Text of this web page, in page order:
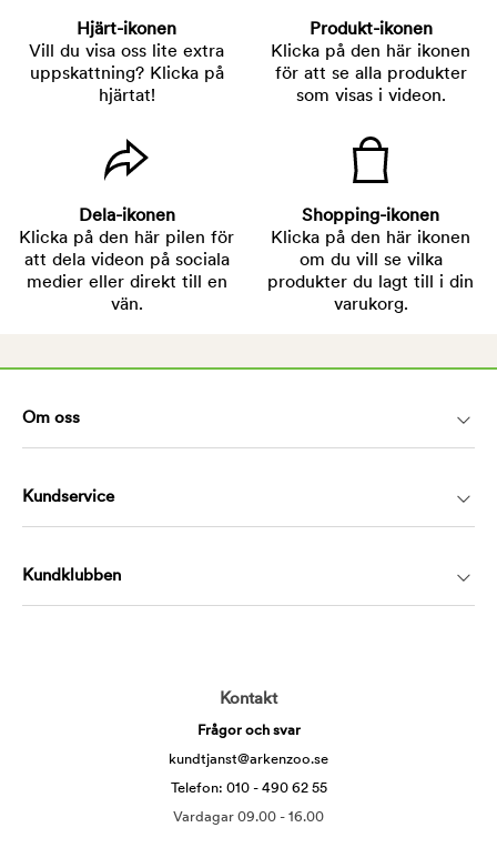
Hjärt-ikonen
Vill du visa oss lite extra
uppskattning? Klicka på
hjärtat!
Produkt-ikonen
Klicka på den här ikonen
för att se alla produkter
som visas i videon.
Dela-ikonen
Klicka på den här pilen för
att dela videon på sociala
medier eller direkt till en
vän.
Shopping-ikonen
Klicka på den här ikonen
om du vill se vilka
produkter du lagt till i din
varukorg.
Om oss
Kundservice
Kundklubben
Kontakt
Frågor och svar
kundtjanst@arkenzoo.se
Telefon: 010 - 490 62 55
Vardagar 09.00 - 16.00